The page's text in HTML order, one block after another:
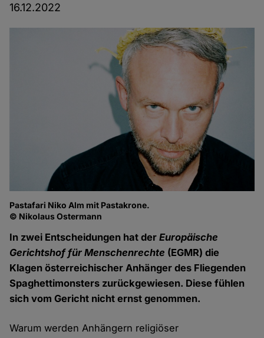
16.12.2022
Pastafari Niko Alm mit Pastakrone.
© Nikolaus Ostermann
In zwei Entscheidungen hat derEuropäische
Gerichtshof für Menschenrechte (EGMR) die
Klagen österreichischer Anhänger des Fliegenden
Spaghettimonsters zurückgewiesen. Diese fühlen
sich vom Gericht nicht ernst genommen.
Warum werden Anhängern religiöser